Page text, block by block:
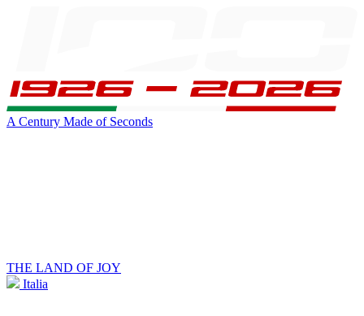
A Century Made of Seconds
THE LAND OF JOY
Italia